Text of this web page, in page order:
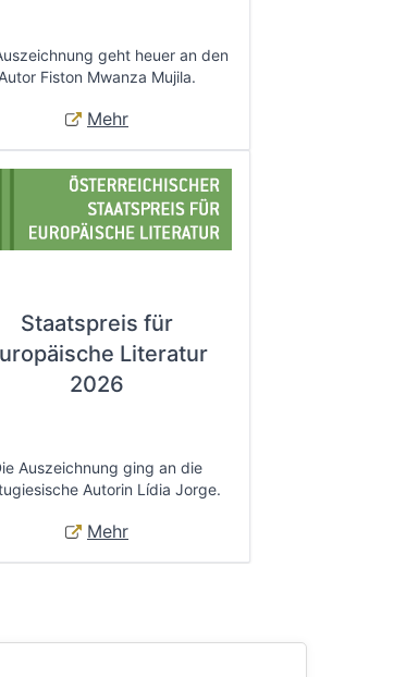
geht heuer an den
Autor Fiston Mwanza Mujila.
Mehr
Staatspreis für
Literatur
2026
Auszeichnung ging an die
Autorin Lídia Jorge.
Mehr